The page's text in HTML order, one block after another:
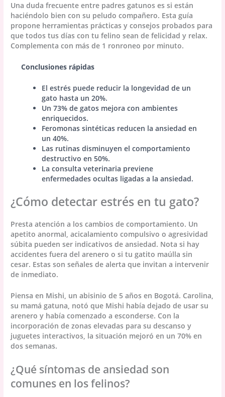
Una duda frecuente entre padres gatunos es si están
haciéndolo bien con su peludo compañero. Esta guía
propone herramientas prácticas y consejos probados para
que todos tus días con tu felino sean de felicidad y relax.
Complementa con más de 1 ronroneo por minuto.
Conclusiones rápidas
El estrés puede reducir la longevidad de un
gato hasta un 20%.
Un 73% de gatos mejora con ambientes
enriquecidos.
Feromonas sintéticas reducen la ansiedad en
un 40%.
Las rutinas disminuyen el comportamiento
destructivo en 50%.
La consulta veterinaria previene
enfermedades ocultas ligadas a la ansiedad.
¿Cómo detectar estrés en tu gato?
Presta atención a los cambios de comportamiento. Un
apetito anormal, acicalamiento compulsivo o agresividad
súbita pueden ser indicativos de ansiedad. Nota si hay
accidentes fuera del arenero o si tu gatito maúlla sin
cesar. Estas son señales de alerta que invitan a intervenir
de inmediato.
Piensa en Mishi, un abisinio de 5 años en Bogotá. Carolina,
su mamá gatuna, notó que Mishi había dejado de usar su
arenero y había comenzado a esconderse. Con la
incorporación de zonas elevadas para su descanso y
juguetes interactivos, la situación mejoró en un 70% en
dos semanas.
¿Qué síntomas de ansiedad son
comunes en los felinos?